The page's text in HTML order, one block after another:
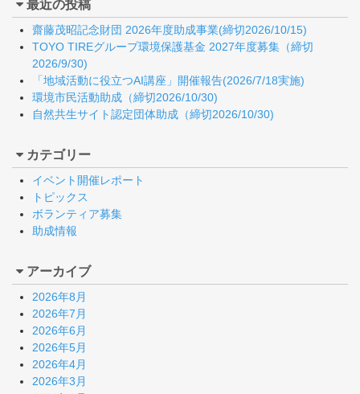
最近の投稿
齋藤茂昭記念財団 2026年度助成事業(締切2026/10/15)
TOYO TIREグループ環境保護基金 2027年度募集（締切
2026/9/30)
「地域活動に役立つAI講座」開催報告(2026/7/18実施)
環境市民活動助成（締切2026/10/30)
自然共生サイト認定団体助成（締切2026/10/30)
カテゴリー
イベント開催レポート
トピックス
ボランティア募集
助成情報
アーカイブ
2026年8月
2026年7月
2026年6月
2026年5月
2026年4月
2026年3月